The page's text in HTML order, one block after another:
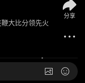
大比分领先火
分享